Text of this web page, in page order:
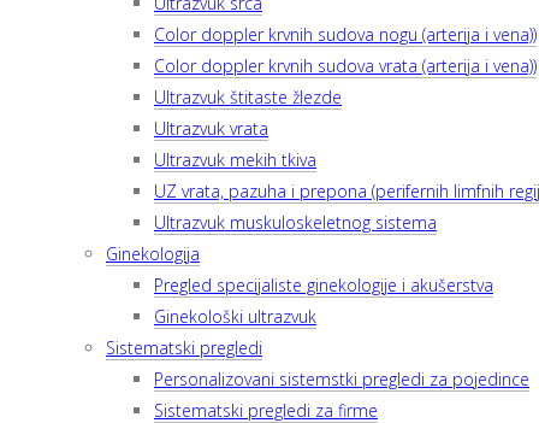
Color doppler krvnih sudova nogu (arterija i vena))
Color doppler krvnih sudova vrata (arterija i vena))
Ultrazvuk štitaste žlezde
Ultrazvuk vrata
Ultrazvuk mekih tkiva
UZ vrata, pazuha i prepona (perifernih limfnih
Ultrazvuk muskuloskeletnog sistema
Ginekologija
Pregled specijaliste ginekologije i akušerstva
Ginekološki ultrazvuk
Sistematski pregledi
Personalizovani sistemstki pregledi za pojedince
Sistematski pregledi za firme